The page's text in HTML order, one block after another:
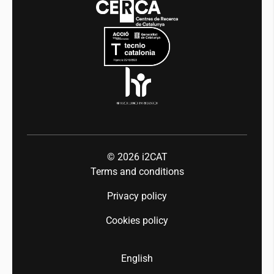
Equality and diversity
© 2026 i2CAT
Terms and conditions
Privacy policy
Cookies policy
English